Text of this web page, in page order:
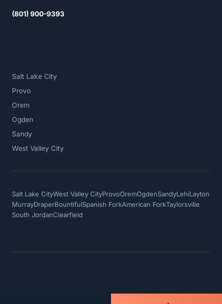
(801) 900-9393
Salt Lake City
Provo
Orem
Ogden
Sandy
West Valley City
Salt Lake CityWest Valley CityProvoOremOgdenSandyLehiLayton
MurrayDraperBountifulSpanish ForkAmerican ForkTaylorsville
South JordanClearfield